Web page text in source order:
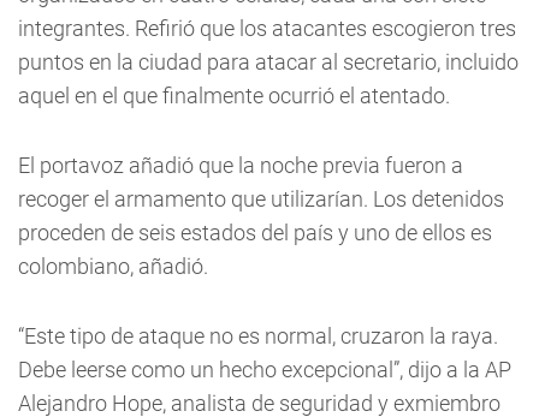
integrantes. Refirió que los atacantes escogieron tres
puntos en la ciudad para atacar al secretario, incluido
aquel en el que finalmente ocurrió el atentado.
El portavoz añadió que la noche previa fueron a
recoger el armamento que utilizarían. Los detenidos
proceden de seis estados del país y uno de ellos es
colombiano, añadió.
“Este tipo de ataque no es normal, cruzaron la raya.
Debe leerse como un hecho excepcional”, dijo a la AP
Alejandro Hope, analista de seguridad y exmiembro